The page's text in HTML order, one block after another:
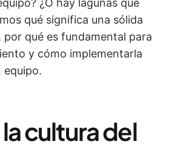
¿O hay lagunas que
qué significa una sólida
por qué es fundamental para
y cómo implementarla
equipo.
cultura del